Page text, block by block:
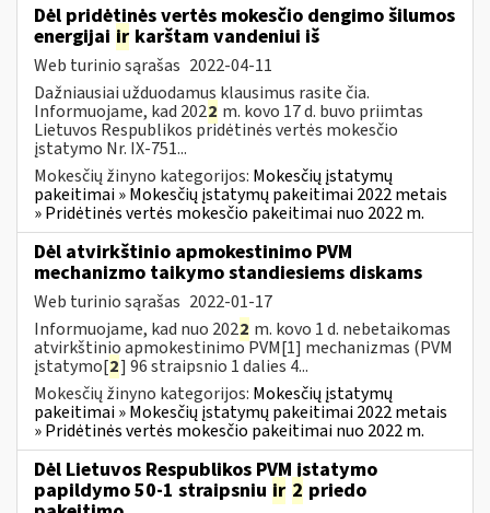
Dėl pridėtinės vertės mokesčio dengimo šilumos
energijai ir karštam vandeniui iš
Web turinio sąrašas 2022-04-11
Dažniausiai užduodamus klausimus rasite čia.
Informuojame, kad 2022 m. kovo 17 d. buvo priimtas
Lietuvos Respublikos pridėtinės vertės mokesčio
įstatymo Nr. IX-751...
Mokesčių žinyno kategorijos: Mokesčių įstatymų
pakeitimai » Mokesčių įstatymų pakeitimai 2022 metais
» Pridėtinės vertės mokesčio pakeitimai nuo 2022 m.
Dėl atvirkštinio apmokestinimo PVM
mechanizmo taikymo standiesiems diskams
Web turinio sąrašas 2022-01-17
Informuojame, kad nuo 2022 m. kovo 1 d. nebetaikomas
atvirkštinio apmokestinimo PVM[1] mechanizmas (PVM
įstatymo[2] 96 straipsnio 1 dalies 4...
Mokesčių žinyno kategorijos: Mokesčių įstatymų
pakeitimai » Mokesčių įstatymų pakeitimai 2022 metais
» Pridėtinės vertės mokesčio pakeitimai nuo 2022 m.
Dėl Lietuvos Respublikos PVM įstatymo
papildymo 50-1 straipsniu ir 2 priedo